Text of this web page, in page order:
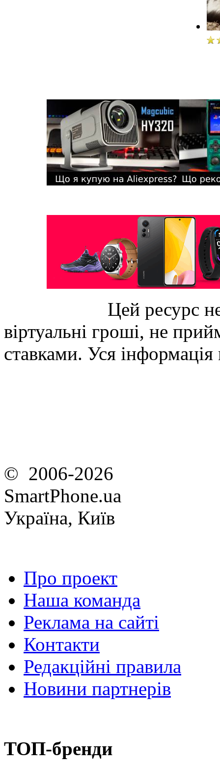
Цей ресурс
віртуальні гроші, не
ставками. Уся
© 2006-2026
SmartPhone.ua
Україна, Київ
Про проект
Наша команда
Реклама на сайті
Контакти
Редакційні правила
Новини партнерів
ТОП-бренди